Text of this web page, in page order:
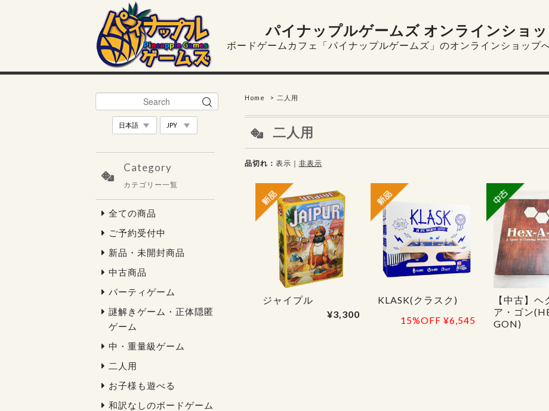
パイナップルゲームズ オンラインショ
ボードゲームカフェ「パイナップルゲームズ」のオンラインショップ
Category
カテゴリー一覧
全ての商品
ご予約受付中
新品・未開封商品
中古商品
パーティゲーム
謎解きゲーム・正体隠匿
ゲーム
中・重量級ゲーム
二人用
お子様も遊べる
和訳なしのボードゲーム
Home 二人用
二人用
品切れ 表示 ｜ 非表示
ジャイプル
¥3,300
KLASK(クラスク)
15%OFF ¥6,545
【中古】ヘ
ア・ゴン
GON)